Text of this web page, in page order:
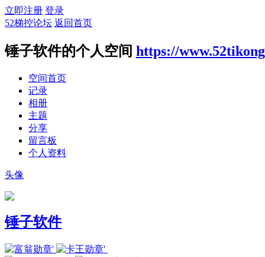
立即注册 登录
52梯控论坛 返回首页
锤子软件的个人空间 https://
空间首页
记录
相册
主题
分享
留言板
个人资料
头像
锤子软件